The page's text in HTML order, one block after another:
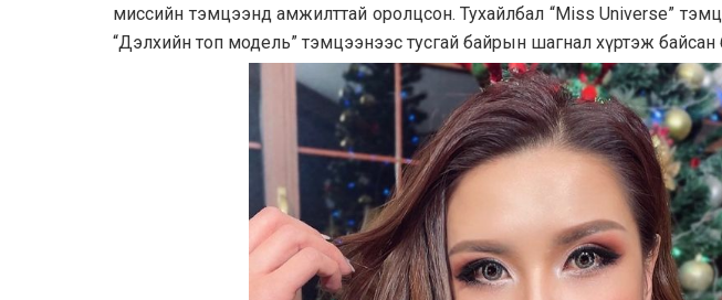
миссийн тэмцээнд амжилттай оролцсон. Тухайлбал “Miss Universe”
“Дэлхийн топ модель” тэмцээнээс тусгай байрын шагнал хүртэж байсан